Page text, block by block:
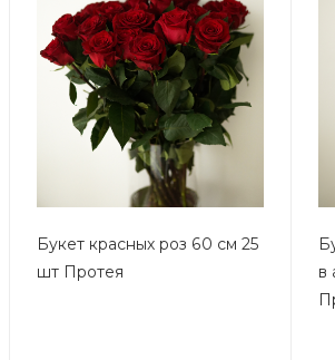
Букет красных роз 60 см 25
шт Протея
в